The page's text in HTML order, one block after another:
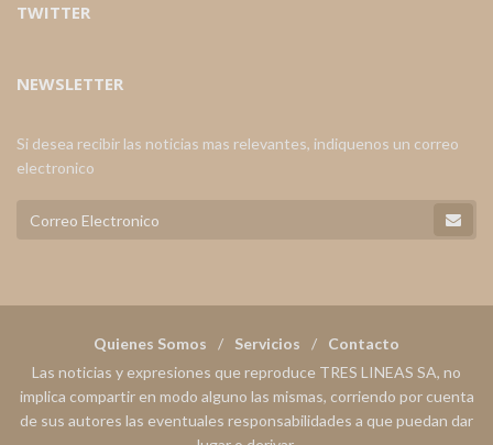
TWITTER
NEWSLETTER
Si desea recibir las noticias mas relevantes, indiquenos un correo
electronico
Quienes Somos Servicios
Contacto
Las noticias y expresiones que reproduce TRES LINEAS SA, no
implica compartir en modo alguno las mismas, corriendo por cuenta
de sus autores las eventuales responsabilidades a que puedan dar